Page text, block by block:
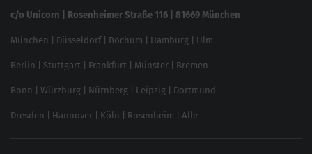
Linkbuilding 2025
Local SEO
SEO für Online Shops
Brand Monitoring 2025
c/o Unicorn | Rosenheimer Straße 116 | 81669 München
München Düsseldorf| Bochum Hamburg Ulm
Berlin Stuttgart Frankfurt Münster Bremen
Bonn Würzburg Nürnberg Leipzig Dortmund
Dresden Hannover Köln Rosenheim Alle